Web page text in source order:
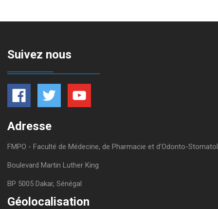
Suivez nous
Adresse
FMPO - Faculté de Médecine, de Pharmacie et d'Odonto-
Boulevard Martin Luther King
BP 5005 Dakar, Sénégal
Géolocalisation